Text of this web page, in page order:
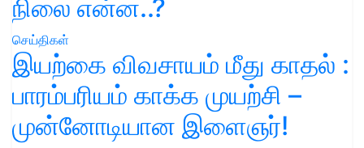
நிலை என்ன..?
செய்திகள்
இயற்கை விவசாயம் மீது காதல் :
பாரம்பரியம் காக்க முயற்சி –
முன்னோடியான இளைஞர்!